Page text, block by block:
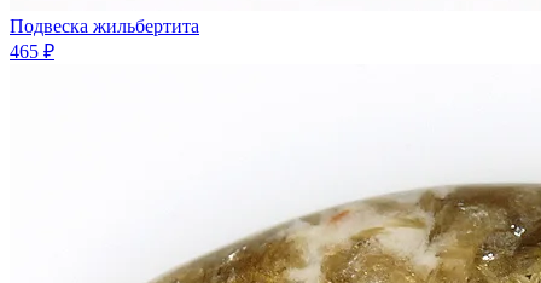
Подвеска жильбертита
465 ₽